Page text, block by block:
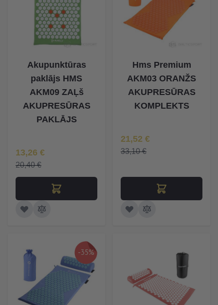
Akupunktūras
paklājs HMS
AKM09 ZAĻš
AKUPRESŪRAS
PAKLĀJS
Īpaša Cena
13,26 €
20,40 €
Hms Premium
AKM03 ORANŽS
AKUPRESŪRAS
KOMPLEKTS
Īpaša Cena
21,52 €
33,10 €
-35%